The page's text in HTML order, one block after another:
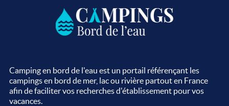
Camping en bord de l'eau est un portail référençant les
campings en bord de mer, lac ou rivière partout en France
afin de faciliter vos recherches d'établissement pour vos
vacances.